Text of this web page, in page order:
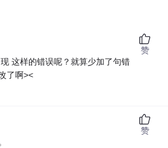
这样的错误呢？就算少加了句错
了啊><
赞
赞